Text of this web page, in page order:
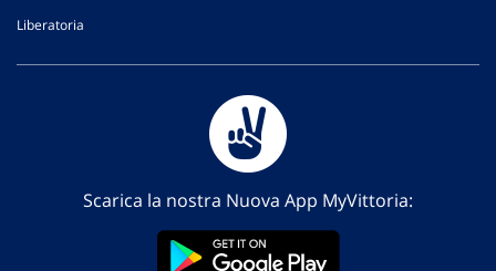
Liberatoria
Scarica la nostra Nuova App MyVittoria: